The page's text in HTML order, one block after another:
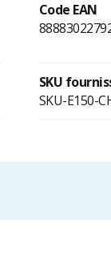
Code EAN
SKU
SKU-E150-